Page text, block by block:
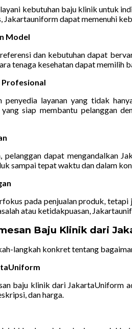
kebutuhan baju klinik untuk
Jakartauniform dapat memenuhi
Model
dan kebutuhan dapat
tenaga kesehatan dapat memilih
Profesional
penyedia layanan yang tidak
siap membantu pelanggan
pelanggan dapat mengandalkan
sampai tepat waktu dan dalam
pada penjualan produk, tetapi
atau ketidakpuasan,
Baju Klinik dari
langkah konkret tentang
baju klinik dari JakartaUniform
dan harga.